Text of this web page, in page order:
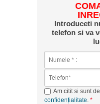
Introduceti
telefon si va
Am citit si sunt
confidențialitate